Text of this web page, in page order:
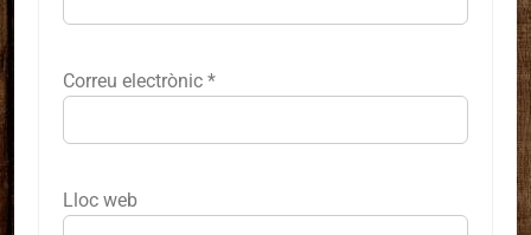
Correu electrònic *
Lloc web